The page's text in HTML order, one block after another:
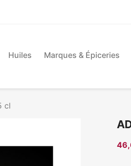
Huiles Marques & Épiceries
cl